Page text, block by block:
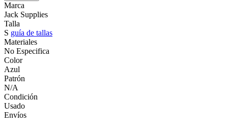
Marca
Jack Supplies
Talla
S guía de tallas
Materiales
No Especifica
Color
Azul
Patrón
N/A
Condición
Usado
Envíos